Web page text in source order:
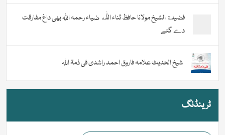
فضیلة الشيخ مولانا حافظ ثناء اللّٰه ضیاء رحمہ اللہ بھی داغ مفارقت
دے گئے
شیخ الحدیث علامہ فاروق احمد راشدی فی ذمۃ اللہ
ٹرینڈنگ